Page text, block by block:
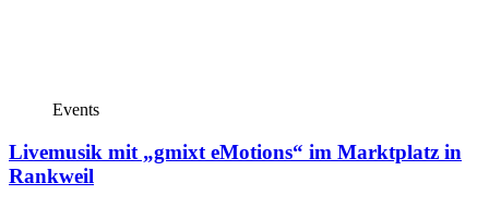
Events
Livemusik mit „gmixt eMotions“ im Marktplatz in
Rankweil